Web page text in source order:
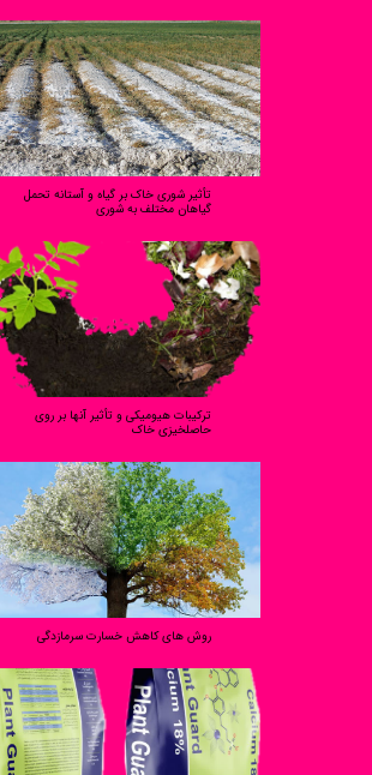
تأثیر شوری خاک بر گیاه و آستانه تحمل
گیاهان مختلف به شوری
ترکیبات هیومیکی و تأثیر آنها بر روی
حاصلخیزی خاک
روش های کاهش خسارت سرمازدگی